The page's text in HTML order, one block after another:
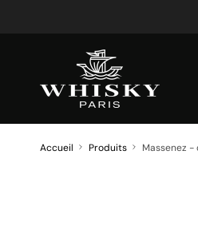
Accueil Produits Massenez -